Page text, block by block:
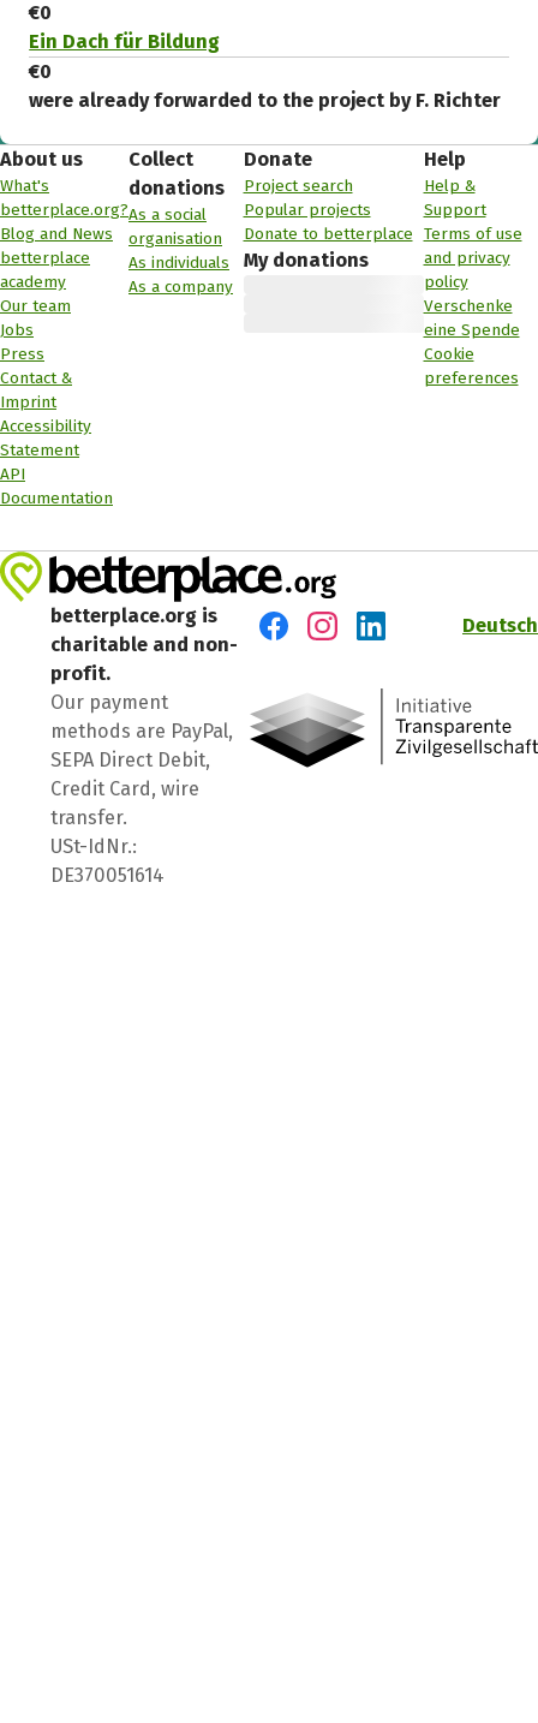
€0
Ein Dach für Bildung
€0
were already forwarded to the project by F. Richter
About us
What's
betterplace.org?
Blog and News
betterplace
academy
Our team
Jobs
Press
Contact &
Imprint
Accessibility
Statement
API
Documentation
Collect
donations
As a social
organisation
As individuals
As a company
Donate
Project search
Popular projects
Donate to betterplace
My donations
Help
Help &
Support
Terms of use
and privacy
policy
Verschenke
eine Spende
Cookie
preferences
betterplace.org is
charitable and non-
profit.
Our payment
methods are PayPal,
SEPA Direct Debit,
Credit Card, wire
transfer.
USt-IdNr.:
DE370051614
Deutsch